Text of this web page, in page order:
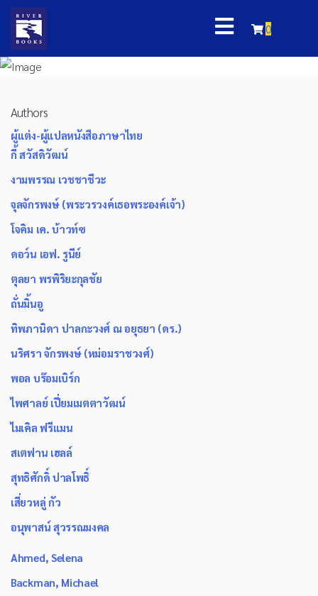
0
Authors
ผู้แต่ง-ผู้แปลหนังสือภาษาไทย
กี้ สวัสดิวัฒน์
งามพรรณ เวชชาชีวะ
จุลจักรพงษ์ (พระวรวงค์เธอพระองค์เจ้า)
โจคิม เค. บ้าวท์ซ
ดอว์น เอฟ. รูนีย์
ตุลยา พรพิริยะกุลชัย
ถั่นมิ้นอู
ทิพภานิดา ปาลกะวงศ์ ณ อยุธยา (ดร.)
นริศรา จักรพงษ์ (หม่อมราชวงศ์)
พอล บร๊อมเบิร์ก
ไพศาลย์ เปี่ยมเมตตาวัฒน์
ไมเคิล ฟรีแมน
สเตฟาน เฮลล์
สุทธิศักดิ์ ปาลโพธิ์
เสี่ยวหลู่ กัว
อนุพาสน์ สุวรรณมงคล
Ahmed, Selena
Backman, Michael